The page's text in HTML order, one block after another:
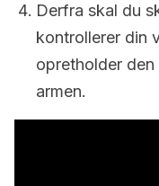
Derfra skal du
kontrollerer din
opretholder
armen.